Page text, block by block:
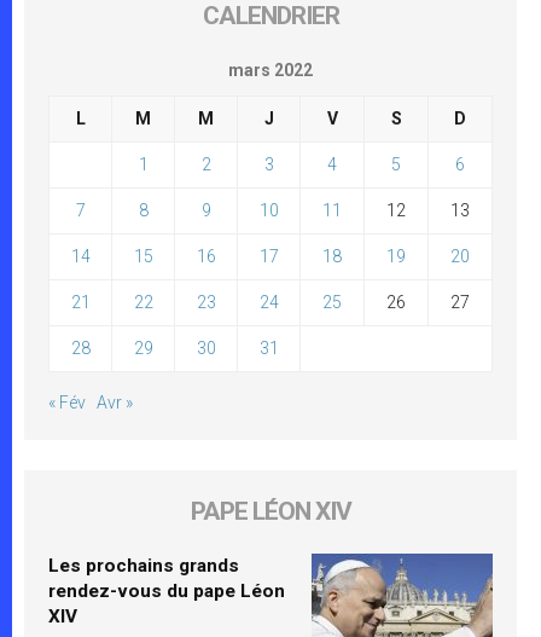
CALENDRIER
mars 2022
L M M J V S D
1 2 3 4 5 6
7 8 9 10 11 12 13
14 15 16 17 18 19 20
21 22 23 24 25 26 27
28 29 30 31
« Fév Avr »
PAPE LÉON XIV
Les prochains grands
rendez-vous du pape Léon
XIV